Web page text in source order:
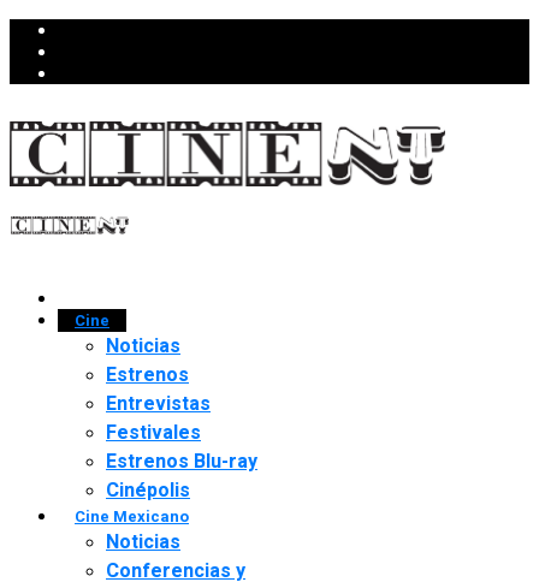
Cine
Noticias
Estrenos
Entrevistas
Festivales
Estrenos Blu-ray
Cinépolis
Cine Mexicano
Noticias
Conferencias y